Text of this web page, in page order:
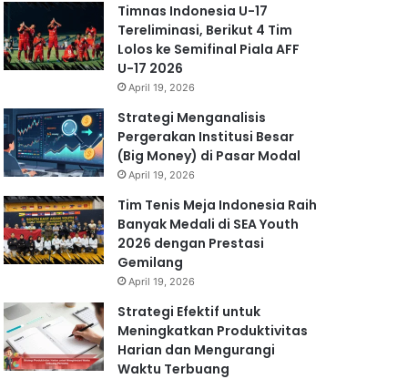
Timnas Indonesia U-17
Tereliminasi, Berikut 4 Tim
Lolos ke Semifinal Piala AFF
U-17 2026
April 19, 2026
Strategi Menganalisis
Pergerakan Institusi Besar
(Big Money) di Pasar Modal
April 19, 2026
Tim Tenis Meja Indonesia Raih
Banyak Medali di SEA Youth
2026 dengan Prestasi
Gemilang
April 19, 2026
Strategi Efektif untuk
Meningkatkan Produktivitas
Harian dan Mengurangi
Waktu Terbuang